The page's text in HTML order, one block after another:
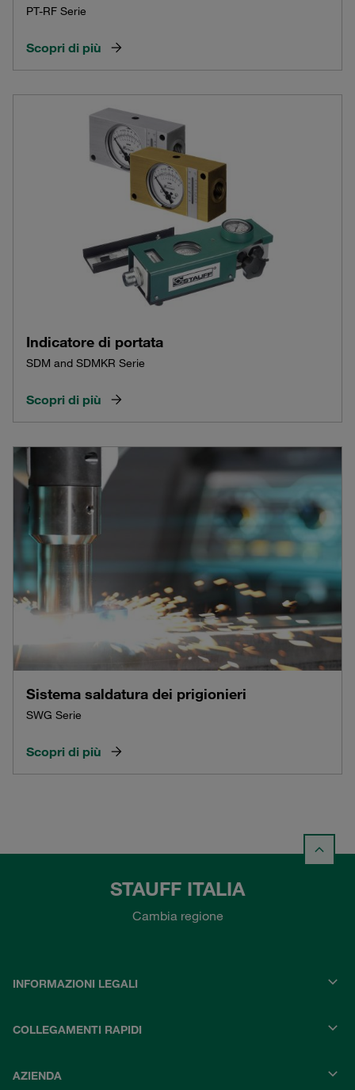
PT-RF Serie
Scopri di più
Indicatore di portata
SDM and SDMKR Serie
Scopri di più
Sistema saldatura dei prigionieri
SWG Serie
Scopri di più
STAUFF ITALIA
Cambia regione
INFORMAZIONI LEGALI
COLLEGAMENTI RAPIDI
AZIENDA